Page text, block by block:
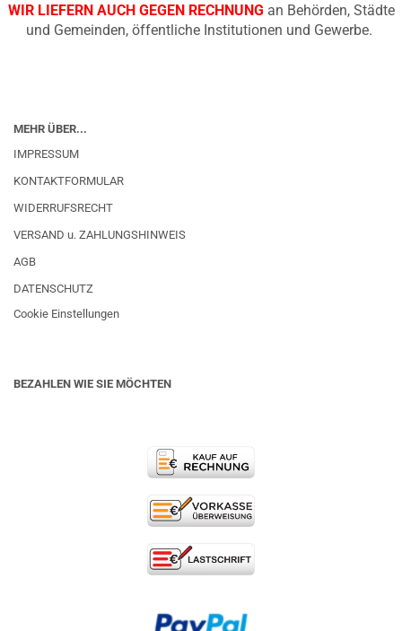
WIR LIEFERN AUCH GEGEN RECHNUNG an Behörden, Städte
und Gemeinden, öffentliche Institutionen und Gewerbe.
MEHR ÜBER...
IMPRESSUM
KONTAKTFORMULAR
WIDERRUFSRECHT
VERSAND u. ZAHLUNGSHINWEIS
AGB
DATENSCHUTZ
Cookie Einstellungen
BEZAHLEN WIE SIE MÖCHTEN